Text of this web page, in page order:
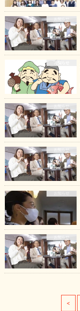
お知らせ
お知らせ
お知らせ
お知らせ
お知らせ
<